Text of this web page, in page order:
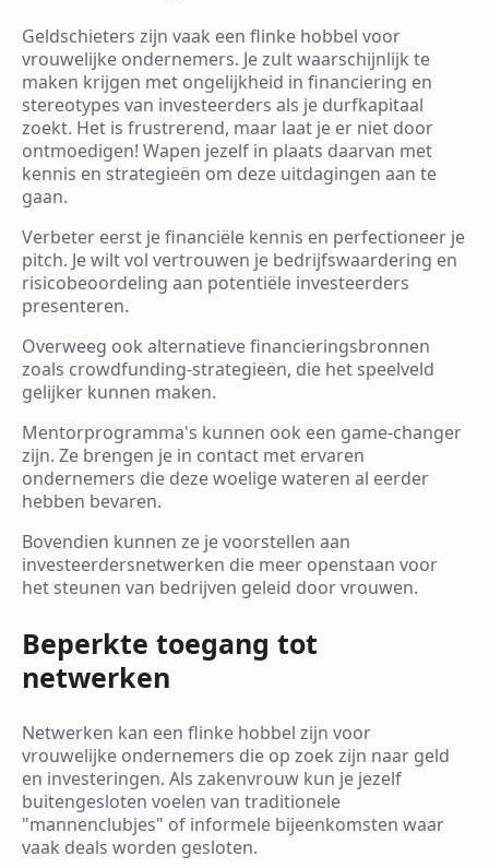
Geldschieters zijn vaak een flinke hobbel voor
vrouwelijke ondernemers. Je zult waarschijnlijk te
maken krijgen met ongelijkheid in financiering en
stereotypes van investeerders als je durfkapitaal
zoekt. Het is frustrerend, maar laat je er niet door
ontmoedigen! Wapen jezelf in plaats daarvan met
kennis en strategieën om deze uitdagingen aan te
gaan.
Verbeter eerst je financiële kennis en perfectioneer je
pitch. Je wilt vol vertrouwen je bedrijfswaardering en
risicobeoordeling aan potentiële investeerders
presenteren.
Overweeg ook alternatieve financieringsbronnen
zoals crowdfunding-strategieën, die het speelveld
gelijker kunnen maken.
Mentorprogramma's kunnen ook een game-changer
zijn. Ze brengen je in contact met ervaren
ondernemers die deze woelige wateren al eerder
hebben bevaren.
Bovendien kunnen ze je voorstellen aan
investeerdersnetwerken die meer openstaan voor
het steunen van bedrijven geleid door vrouwen.
Beperkte toegang tot
netwerken
Netwerken kan een flinke hobbel zijn voor
vrouwelijke ondernemers die op zoek zijn naar geld
en investeringen. Als zakenvrouw kun je jezelf
buitengesloten voelen van traditionele
"mannenclubjes" of informele bijeenkomsten waar
vaak deals worden gesloten.